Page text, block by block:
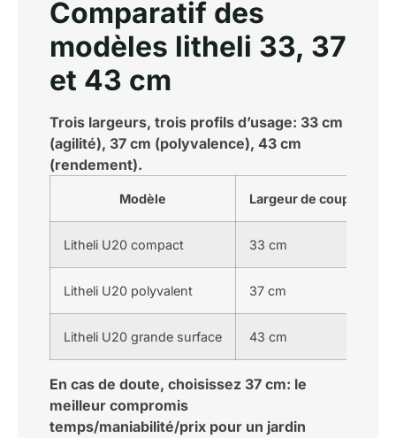
Comparatif des
modèles litheli 33, 37
et 43 cm
Trois largeurs, trois profils d’usage: 33 cm
(agilité), 37 cm (polyvalence), 43 cm
(rendement).
Modèle Largeur de coupe
Litheli U20 compact 33 cm
Litheli U20 polyvalent 37 cm
Litheli U20 grande surface 43 cm
En cas de doute, choisissez 37 cm: le
meilleur compromis
temps/maniabilité/prix pour un jardin